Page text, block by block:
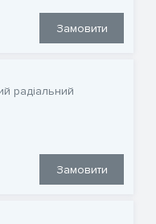
Замовити
радіальний
Замовити